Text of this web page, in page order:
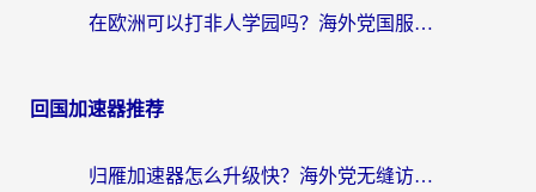
在欧洲可以打非人学园吗？海外党国服游戏不卡顿的终极指南
回国加速器推荐
归雁加速器怎么升级快？海外党无缝访问国内资源的全攻略（附免费VPN推荐Dcard热门款）